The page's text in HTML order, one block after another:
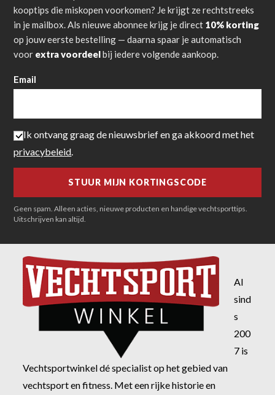
kooptips die miskopen voorkomen? Je krijgt ze rechtstreeks
in je mailbox. Als nieuwe abonnee krijg je direct 10% korting
op jouw eerste bestelling — daarna spaar je automatisch
voor extra voordeelbij iedere volgende aankoop.
Email
Ik ontvang graag de nieuwsbrief en ga akkoord met het
privacybeleid
Geen spam. Alleen acties, nieuwe producten en handige vechtsporttips.
Uitschrijven kan altijd.
Al
sind
s
200
7 is
Vechtsportwinkel dé specialist op het gebied van
vechtsport en fitness. Met een rijke historie en